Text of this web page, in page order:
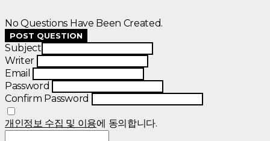
No Questions Have Been Created.
POST QUESTION
Subject
Writer
Email
Password
Confirm Password
개인정보 수집 및 이용에 동의합니다.